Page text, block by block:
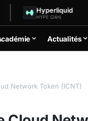
Hyperliquid
HYPE (24h)
Actualités
Network Token (ICNT)